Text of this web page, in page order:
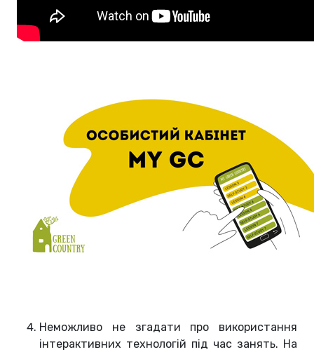
Неможливо не згадати про використання
інтерактивних технологій під час занять. На